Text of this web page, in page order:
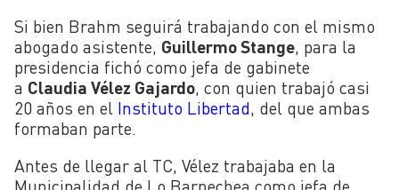
Si bien Brahm seguirá trabajando con el mismo
abogado asistente, Guillermo Stange , para la
presidencia fichó como jefa de gabinete
a Claudia Vélez Gajardo , con quien trabajó casi
20 años en el Instituto Libertad , del que ambas
formaban parte.
Antes de llegar al TC, Vélez trabajaba en la
Municipalidad de Lo Barnechea como jefa de